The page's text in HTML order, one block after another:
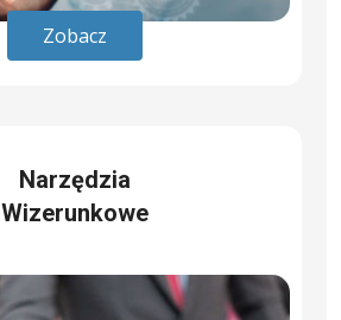
Zobacz
Narzędzia
Wizerunkowe